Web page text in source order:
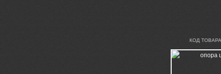
КОД